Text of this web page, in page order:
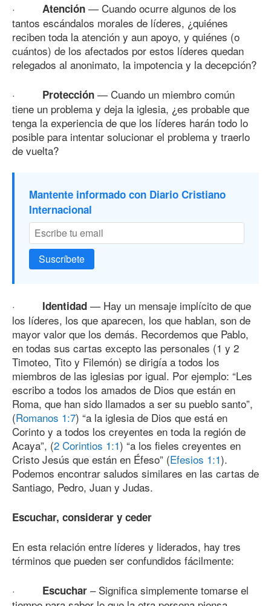
· Atención — Cuando ocurre algunos de los
tantos escándalos morales de líderes, ¿quiénes
reciben toda la atención y aun apoyo, y quiénes (o
cuántos) de los afectados por estos líderes quedan
relegados al anonimato, la impotencia y la decepción?
· Protección — Cuando un miembro común
tiene un problema y deja la iglesia, ¿es probable que
tenga la experiencia de que los líderes harán todo lo
posible para intentar solucionar el problema y traerlo
de vuelta?
Mantente informado con Diario Cristiano
Internacional
Suscríbete
· Identidad — Hay un mensaje implícito de que
los líderes, los que aparecen, los que hablan, son de
mayor valor que los demás. Recordemos que Pablo,
en todas sus cartas excepto las personales (1 y 2
Timoteo, Tito y Filemón) se dirigía a todos los
miembros de las iglesias por igual. Por ejemplo: “Les
escribo a todos los amados de Dios que están en
Roma, que han sido llamados a ser su pueblo santo”,
(Romanos 1:7) “a la iglesia de Dios que está en
Corinto y a todos los creyentes en toda la región de
Acaya”, (2 Corintios 1:1) “a los fieles creyentes en
Cristo Jesús que están en Éfeso” (Efesios 1:1).
Podemos encontrar saludos similares en las cartas de
Santiago, Pedro, Juan y Judas.
Escuchar, considerar y ceder
En esta relación entre líderes y liderados, hay tres
términos que pueden ser confundidos fácilmente:
· Escuchar – Significa simplemente tomarse el